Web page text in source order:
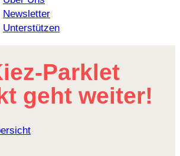
Newsletter
Unterstützen
Parklet
geht weiter!